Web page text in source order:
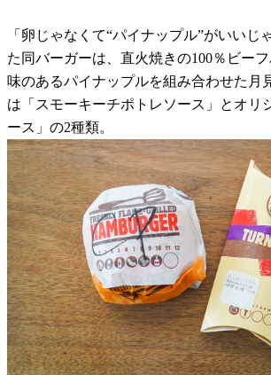
「卵じゃなくて“パイナップル”がいいじ
た同バーガーは、直火焼きの100％ビー
味のあるパイナップルを組み合わせた月
は「スモーキーチポトレソース」とオリ
ース」の2種類。